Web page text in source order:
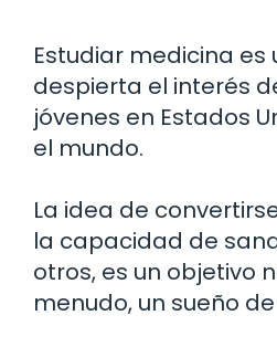
Estudiar medicina es
despierta el interés
jóvenes en Estados
el mundo.
La idea de
la capacidad de
otros, es un objetivo
menudo, un sueño